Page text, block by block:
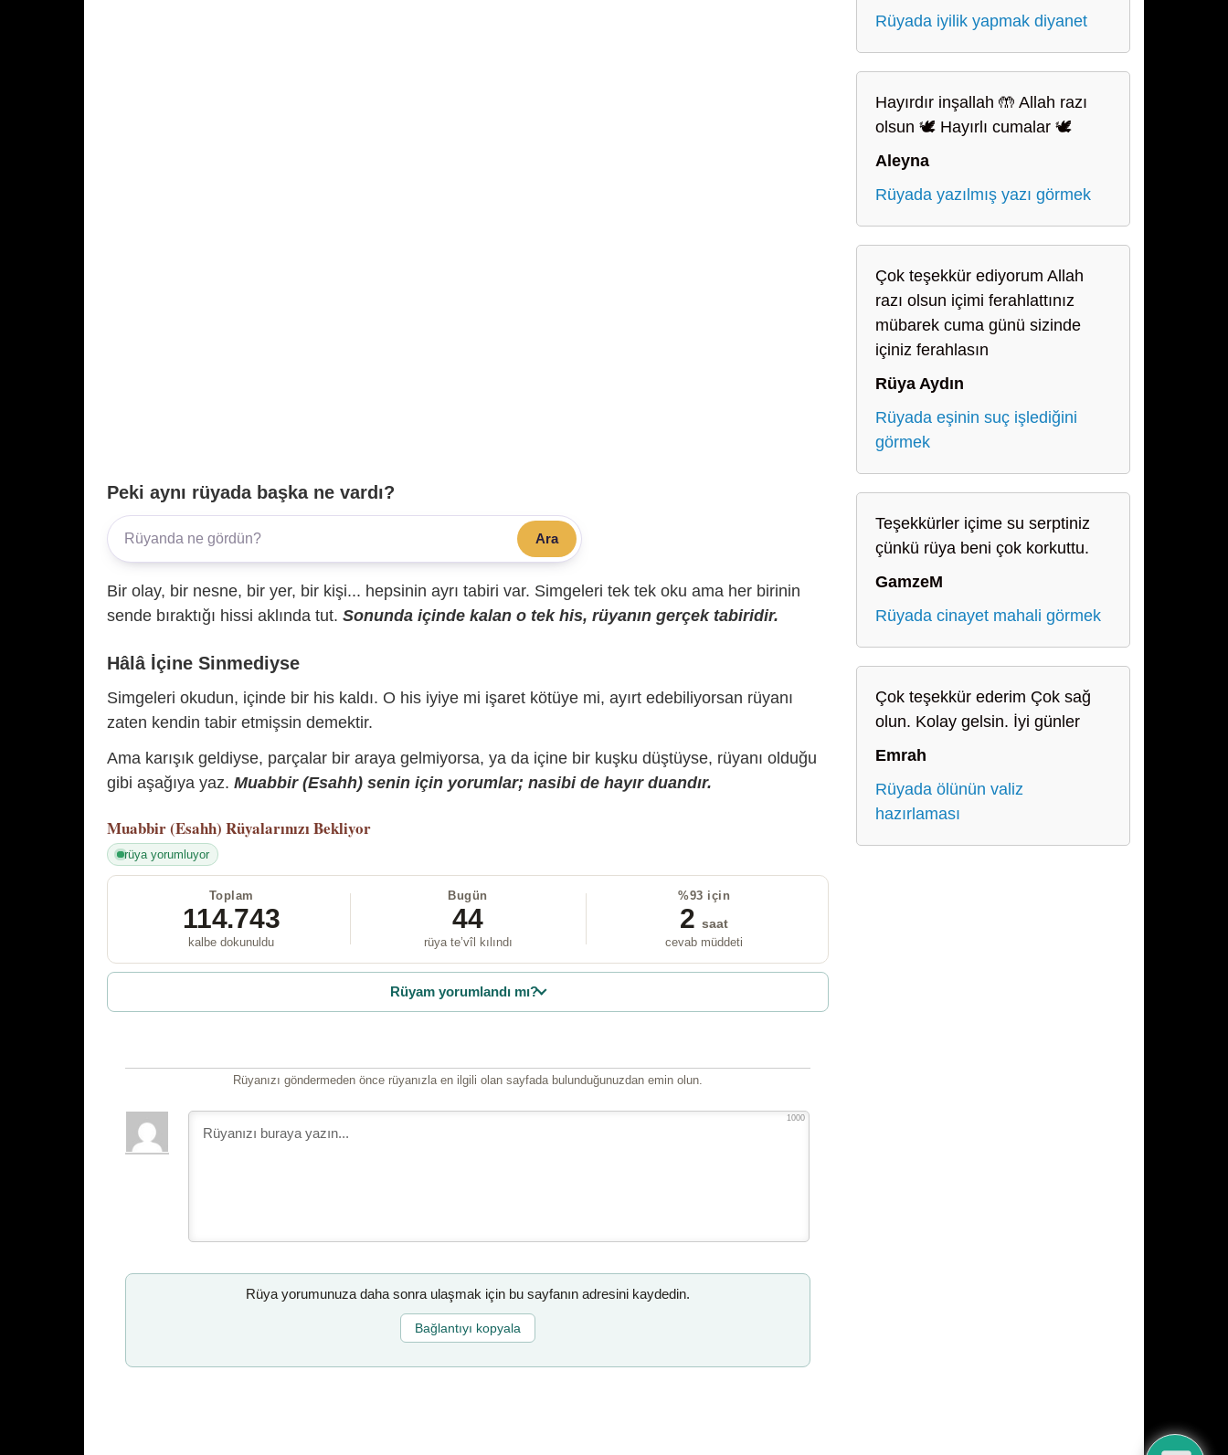
Peki aynı rüyada başka ne vardı?
Ara
Bir olay, bir nesne, bir yer, bir kişi... hepsinin ayrı tabiri var. Simgeleri tek tek oku ama her birinin
sende bıraktığı hissi aklında tut. Sonunda içinde kalan o tek his, rüyanın gerçek tabiridir.
Hâlâ İçine Sinmediyse
Simgeleri okudun, içinde bir his kaldı. O his iyiye mi işaret kötüye mi, ayırt edebiliyorsan rüyanı
zaten kendin tabir etmişsin demektir.
Ama karışık geldiyse, parçalar bir araya gelmiyorsa, ya da içine bir kuşku düştüyse, rüyanı olduğu
gibi aşağıya yaz. Muabbir (Esahh) senin için yorumlar; nasibi de hayır duandır.
Muabbir (Esahh) Rüyalarınızı Bekliyor
rüya yorumluyor
Toplam
114.743
kalbe dokunuldu
Bugün
44
rüya te’vîl kılındı
%93 için
2 saat
cevab müddeti
Rüyam yorumlandı mı?
Rüyanızı göndermeden önce rüyanızla en ilgili olan sayfada bulunduğunuzdan emin olun.
1000
Rüya yorumunuza daha sonra ulaşmak için bu sayfanın adresini kaydedin.
Bağlantıyı kopyala
Rüyada iyilik yapmak diyanet
Hayırdır inşallah 🤲 Allah razı
olsun 🕊️ Hayırlı cumalar 🕊️
Aleyna
Rüyada yazılmış yazı görmek
Çok teşekkür ediyorum Allah
razı olsun içimi ferahlattınız
mübarek cuma günü sizinde
içiniz ferahlasın
Rüya Aydın
Rüyada eşinin suç işlediğini
görmek
Teşekkürler içime su serptiniz
çünkü rüya beni çok korkuttu.
GamzeM
Rüyada cinayet mahali görmek
Çok teşekkür ederim Çok sağ
olun. Kolay gelsin. İyi günler
Emrah
Rüyada ölünün valiz
hazırlaması